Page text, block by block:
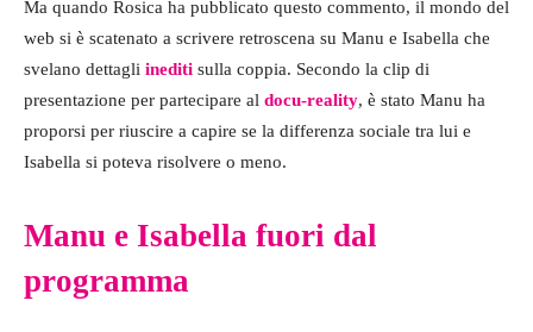
Ma quando Rosica ha pubblicato questo commento, il mondo del
web si è scatenato a scrivere retroscena su Manu e Isabella che
svelano dettagli inediti sulla coppia. Secondo la clip di
presentazione per partecipare al docu-reality, è stato Manu ha
proporsi per riuscire a capire se la differenza sociale tra lui e
Isabella si poteva risolvere o meno.
Manu e Isabella fuori dal
programma